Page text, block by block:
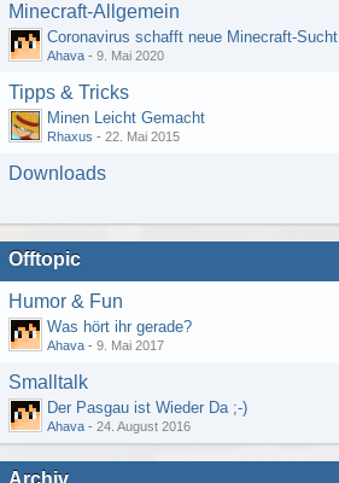
Minecraft-Allgemein
Coronavirus schafft neue Minecraft-Sucht
Ahava - 9. Mai 2020
Tipps & Tricks
Minen Leicht Gemacht
Rhaxus - 22. Mai 2015
Downloads
Offtopic
Humor & Fun
Was hört ihr gerade?
Ahava - 9. Mai 2017
Smalltalk
Der Pasgau ist Wieder Da ;-)
Ahava - 24. August 2016
Archiv